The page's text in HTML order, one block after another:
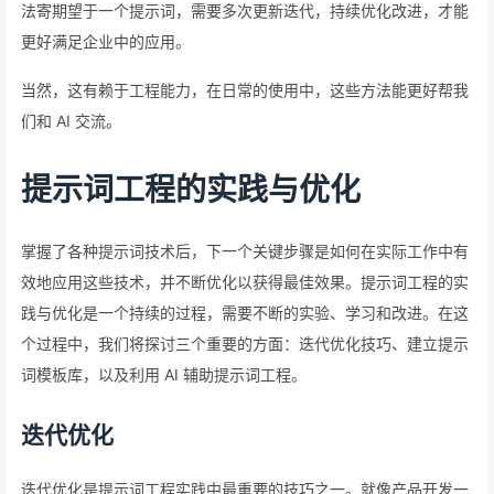
法寄期望于一个提示词，需要多次更新迭代，持续优化改进，才能
更好满足企业中的应用。
当然，这有赖于工程能力，在日常的使用中，这些方法能更好帮我
们和 AI 交流。
提示词工程的实践与优化
掌握了各种提示词技术后，下一个关键步骤是如何在实际工作中有
效地应用这些技术，并不断优化以获得最佳效果。提示词工程的实
践与优化是一个持续的过程，需要不断的实验、学习和改进。在这
个过程中，我们将探讨三个重要的方面：迭代优化技巧、建立提示
词模板库，以及利用 AI 辅助提示词工程。
迭代优化
迭代优化是提示词工程实践中最重要的技巧之一。就像产品开发一